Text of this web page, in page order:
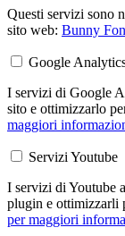
Questi servizi sono
sito web: Bunny
Google
I servizi di Google
sito e ottimizzarlo
maggiori
Servizi Youtube
I servizi di Youtube
plugin e ottimizzarli
per maggiori